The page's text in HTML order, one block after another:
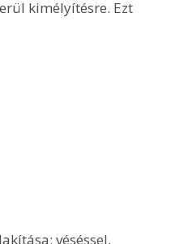
kimélyítésre. Ezt